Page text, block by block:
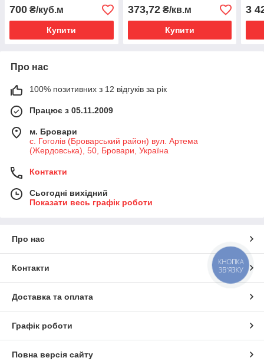
700 ₴/куб.м
Купити
373,72₴/кв.м
Купити
3
Про нас
100% позитивних з 12 відгуків за рік
Працює з 05.11.2009
м. Бровари
с. Гоголів (Броварський район) вул. Артема
(Жердовська), 50, Бровари, Україна
Контакти
Сьогодні вихідний
Показати весь графік роботи
Про нас
Контакти
Доставка та оплата
Графік роботи
Повна версія сайту
КНОПКА
ЗВ'ЯЗКУ